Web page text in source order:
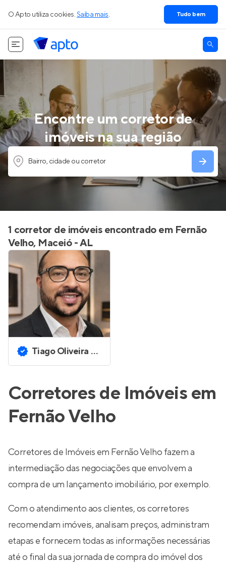
O Apto utiliza cookies. Saiba mais. Tudo bem
Encontre um corretor de
imóveis na sua região
Bairro, cidade ou corretor
1 corretor de imóveis encontrado em Fernão
Velho, Maceió - AL
Tiago Oliveira Soares
Corretores de Imóveis em
Fernão Velho
Corretores de Imóveis em Fernão Velho fazem a
intermediação das negociações que envolvem a
compra de um lançamento imobiliário, por exemplo.
Com o atendimento aos clientes, os corretores
recomendam imóveis, analisam preços, administram
etapas e fornecem todas as informações necessárias
até o final da sua jornada de compra do imóvel dos